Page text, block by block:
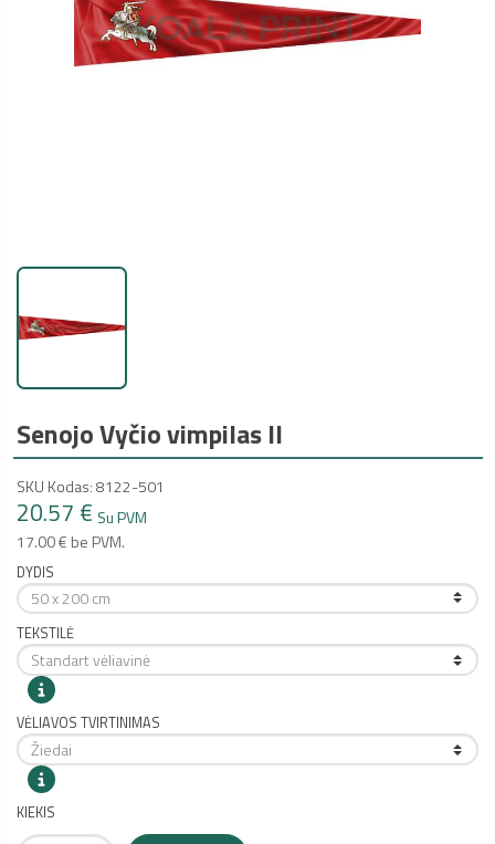
Senojo Vyčio vimpilas II
SKU Kodas: 8122-501
20.57 € Su PVM
17.00 € be PVM.
DYDIS
TEKSTILĖ
VĖLIAVOS TVIRTINIMAS
KIEKIS